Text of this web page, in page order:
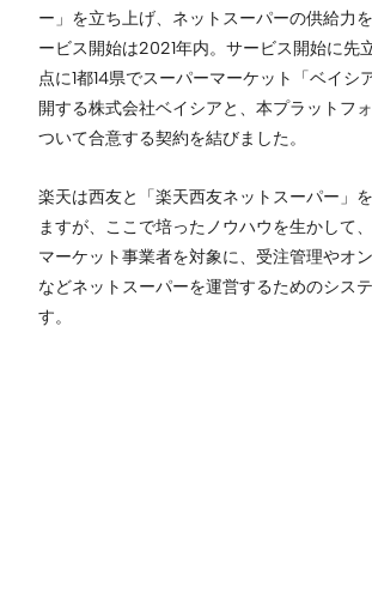
ー」を立ち上げ、ネットスーパーの供給力
ービス開始は2021年内。サービス開始に先
点に1都14県でスーパーマーケット「ベイシ
開する株式会社ベイシアと、本プラットフ
ついて合意する契約を結びました。
楽天は西友と「楽天西友ネットスーパー」
ますが、ここで培ったノウハウを生かして
マーケット事業者を対象に、受注管理やオ
などネットスーパーを運営するためのシス
す。